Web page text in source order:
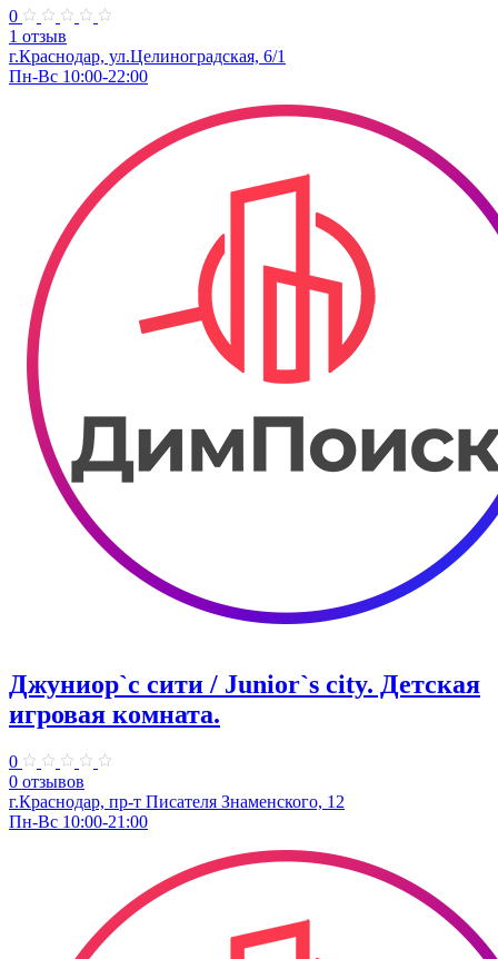
0
1 отзыв
г.Краснодар, ул.​Целиноградская, 6/1
Пн-Вс 10:00-22:00
Джуниор`с сити / Junior`s city. ​Детская
игровая комната.
0
0 отзывов
​г.Краснодар, пр-т Писателя Знаменского, 12
Пн-Вс 10:00-21:00